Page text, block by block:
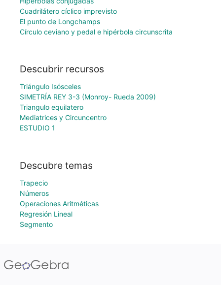
Cuadrilátero cíclico imprevisto
El punto de Longchamps
Círculo ceviano y pedal e hipérbola circunscrita
Descubrir recursos
Triángulo Isósceles
SIMETRÍA REY 3-3 (Monroy- Rueda 2009)
Triangulo equilatero
Mediatrices y Circuncentro
ESTUDIO 1
Descubre temas
Trapecio
Números
Operaciones Aritméticas
Regresión Lineal
Segmento